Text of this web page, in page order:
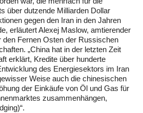
über dutzende Milliarden Dollar
gegen den Iran in den Jahren
erläutert Alexej Maslow, amtierender
den Fernen Osten der Russischen
„China hat in der letzten Zeit
erklärt, Kredite über hunderte
des Energiesektors im Iran
Weise auch die chinesischen
der Einkäufe von Öl und Gas für
zusammenhängen,